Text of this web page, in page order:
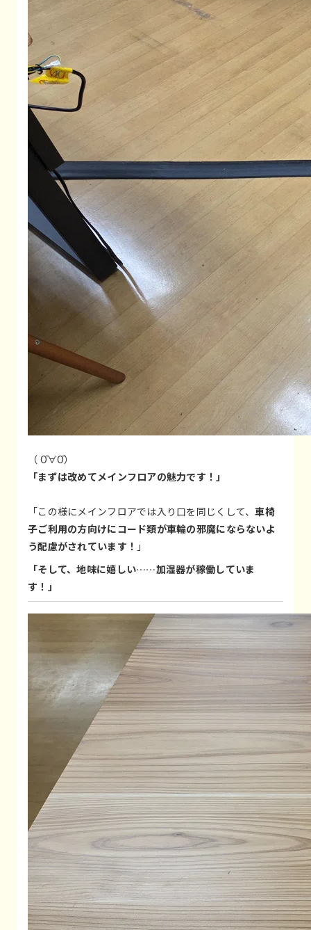
（ Ō∀Ō）
「まずは改めてメインフロアの魅力です！」
「この様にメインフロアでは入り口を同じくして、車椅
子ご利用の方向けにコード類が車輪の邪魔にならないよ
う配慮がされています！ 」
「そして、地味に嬉しい……加湿器が稼働していま
す！」